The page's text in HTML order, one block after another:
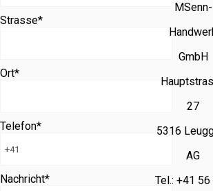
Strasse*
Ort*
Telefon*
Nachricht*
MSenn-
GmbH
27
5316
AG
Tel.: +41